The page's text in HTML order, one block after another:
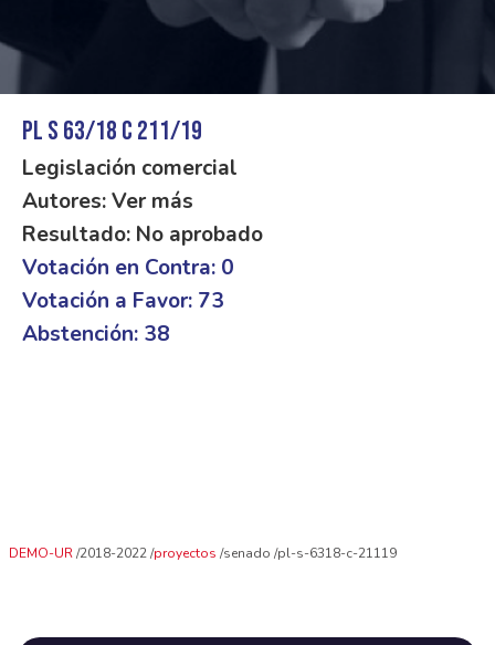
PL S 63/18 C 211/19
Legislación comercial
Autores: Ver más
Resultado: No aprobado
Votación en Contra: 0
Votación a Favor: 73
Abstención: 38
DEMO-UR 2018-2022 proyectos senado pl-s-6318-c-21119